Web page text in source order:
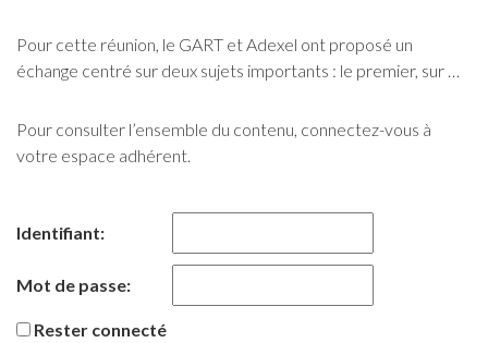
Pour cette réunion, le GART et Adexel ont proposé un
échange centré sur deux sujets importants : le premier, sur …
Pour consulter l’ensemble du contenu, connectez-vous à
votre espace adhérent.
Identifiant:
Mot de passe:
Rester connecté